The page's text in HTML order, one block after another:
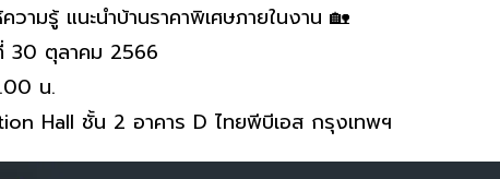
วามรู้ แนะนำบ้านราคาพิเศษภายในงาน 🏡
30 ตุลาคม 2566
น.
Hall ชั้น 2 อาคาร D ไทยพีบีเอส กรุงเทพฯ